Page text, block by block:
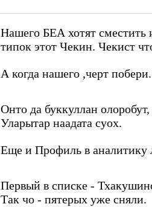
Нашего БЕА хотят сместить
типок этот Чекин. Чекист
А когда нашего ,черт
Онто да буккуллан
Уларытар наадата суох.
Еще и Профиль в аналитику
Первый в списке -
Так чо - пятерых уже сняли.